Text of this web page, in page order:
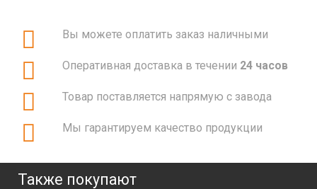
Вы можете оплатить заказ наличными
Оперативная доставка в течении 24 часов
Товар поставляется напрямую с завода
Мы гарантируем качество продукции
Также покупают